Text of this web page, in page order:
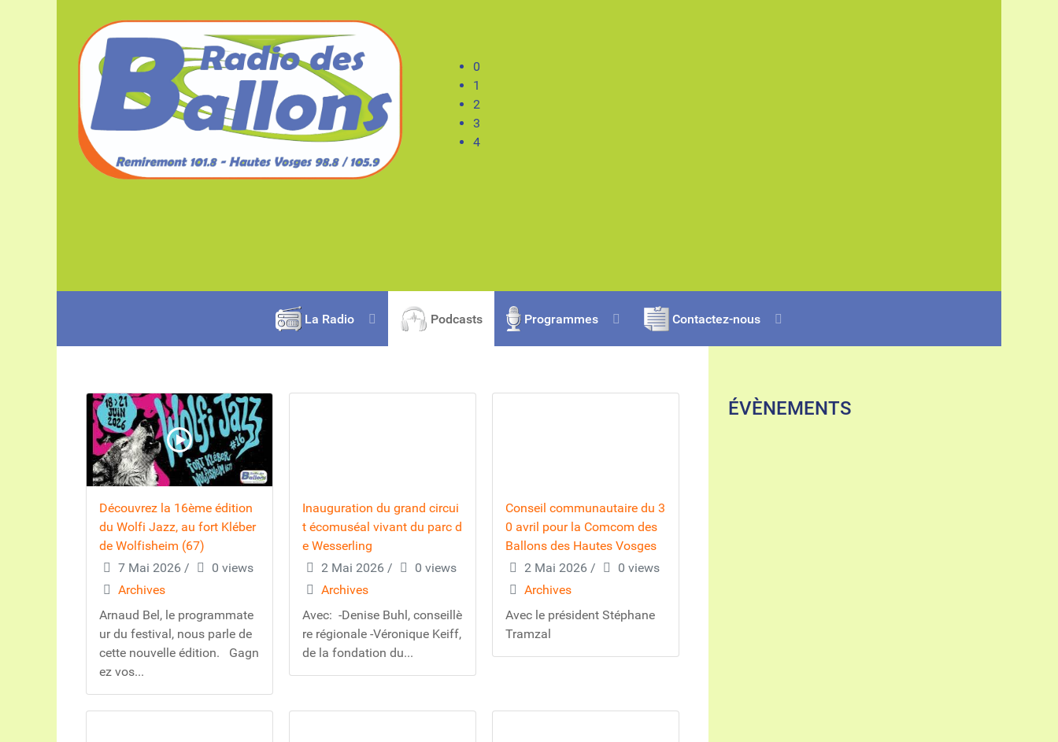
0
1
2
3
4
La Radio Podcasts Programmes Contactez-nous
Découvrez la 16ème édition
du Wolfi Jazz, au fort Kléber
de Wolfisheim (67)
7 Mai 2026 /
0 views
Archives
Arnaud Bel, le programmate
ur du festival, nous parle de
cette nouvelle édition. Gagn
ez vos...
Inauguration du grand circui
t écomuséal vivant du parc d
e Wesserling
2 Mai 2026/
0 views
Archives
Avec: -Denise Buhl, conseillè
re régionale -Véronique Keiff,
de la fondation du...
Conseil communautaire du 3
0 avril pour la Comcom des
Ballons des Hautes Vosges
2 Mai 2026/
0 views
Archives
Avec le président Stéphane
Tramzal
ÉVÈNEMENTS